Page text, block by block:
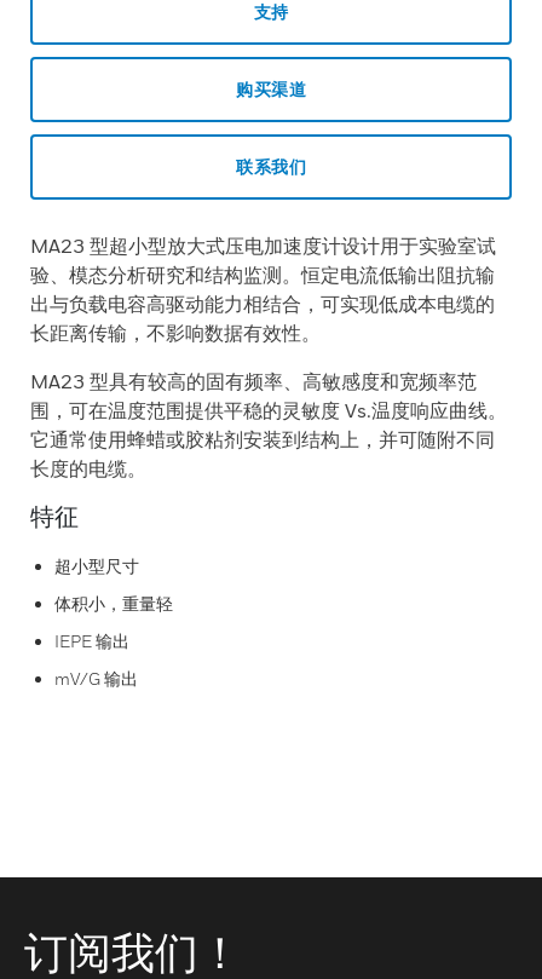
支持
购买渠道
联系我们
MA23 型超小型放大式压电加速度计设计用于实验室试
验、模态分析研究和结构监测。恒定电流低输出阻抗输
出与负载电容高驱动能力相结合，可实现低成本电缆的
长距离传输，不影响数据有效性。
MA23 型具有较高的固有频率、高敏感度和宽频率范
围，可在温度范围提供平稳的灵敏度 Vs.温度响应曲线。
它通常使用蜂蜡或胶粘剂安装到结构上，并可随附不同
长度的电缆。
特征
超小型尺寸
体积小，重量轻
IEPE 输出
mV/G 输出
订阅我们！